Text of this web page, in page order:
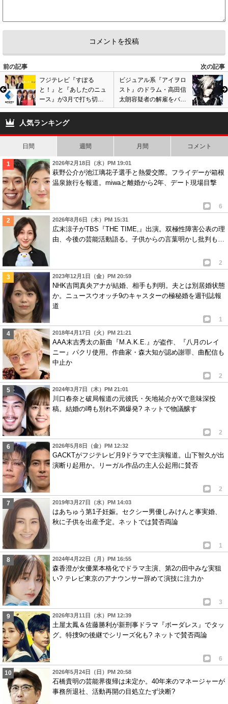
前の記事
次の記事
フジテレビ『すぽる
と！』と『あしたのニュ
ース』が3月で打ち切り
終了へ…人気スポーツ番
組終了に批判殺到で新番
組は不安
ビジュアル系『アイヲロ
スト』のドラム・高田信
太朗容疑者の解雇をバン
ドが発表! 女子高生に複
人気ランキング
日間 週間 月間 コメント
2026年2月18日（水）PM 19:01
萩野公介が池江璃花子選手と熱愛交際。フライデーが箱根
温泉旅行を報道。miwaと離婚から2年、デート現場目撃
6
2026年8月6日（木）PM 15:31
広末涼子がTBS『THE TIME,』出演。双極性障害公表の理
由、今後の芸能活動語る。子供からの言葉明かし批判も…
2
2023年12月1日（金）PM 20:59
NHK吉岡真央アナが結婚、相手も判明。夫とは別居婚状態
か。ニュースウオッチ9のキャスターの極秘婚を週刊誌報
道
1
2018年4月17日（火）PM 21:21
AAA末吉秀太の新曲『M.A.K.E.』が盗作、『八月のレイ
ニー』パクリ使用。作曲家・森大知が認め謝罪、曲配信も
中止か
2
2024年3月7日（木）PM 21:01
川口春奈と破局報道の元彼氏・矢地祐介がXで意味深投
稿。結婚の噂も別れ不満爆発? ネットで物議醸す
2
2026年5月8日（金）PM 12:32
GACKTがフジテレビ月9ドラマで主演報道。山下智久が出
演断り起用か。リーガル作品の主人公起用に賛否
2
2019年3月27日（水）PM 14:03
はあちゅう第1子妊娠。セクシー男優しみけんと事実婚、
秋に子供を出産予定。ネットでは賛否両論
1
2024年4月22日（月）PM 16:55
森香澄が女優業本格化でドラマ主演、第2の田中みな実狙
い? テレビ東京のアナウンサー辞めて演技に注力か
3
2026年3月11日（水）PM 12:39
土屋太鳳＆佐藤勝利が新刑事ドラマ『ボーダレス』でタッ
グ。特捜9の後継でシリーズ化も? ネットで賛否両論
6
2026年5月24日（日）PM 20:58
石橋貴明の芸能界復帰は未定か。40年来のマネージャーが
事務所退社、活動再開の目処立たず決断?